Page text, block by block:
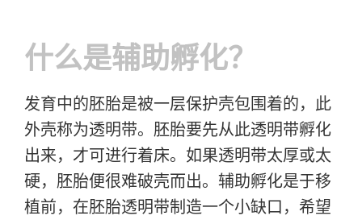
什么是辅助孵化？
发育中的胚胎是被一层保护壳包围着的，此
外壳称为透明带。胚胎要先从此透明带孵化
出来，才可进行着床。如果透明带太厚或太
硬，胚胎便很难破壳而出。辅助孵化是于移
植前，在胚胎透明带制造一个小缺口，希望